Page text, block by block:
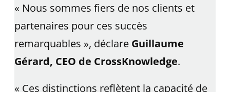
« Nous sommes fiers de nos clients et
partenaires pour ces succès
remarquables », déclare Guillaume
Gérard, CEO de CrossKnowledge.
« Ces distinctions reflètent la capacité de